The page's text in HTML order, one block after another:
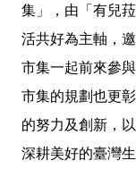
集」，由「有兒
活共好為主軸，
市集一起前來參與
市集的規劃也更
的努力及創新，
深耕美好的臺灣